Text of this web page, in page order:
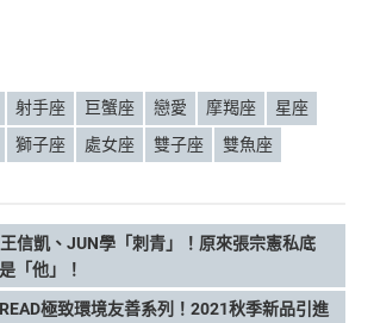
射手座 巨蟹座 戀愛 摩羯座
星座
獅子座 處女座 雙子座 雙魚座
信凱、JUN學「刺青」！原來張宗憲私底
「他」！
極致環境友善系列！2021秋季新品引進